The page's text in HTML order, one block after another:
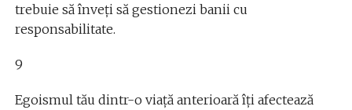
trebuie să înveți să gestionezi banii cu
responsabilitate.
9
Egoismul tău dintr-o viață anterioară îți afectează